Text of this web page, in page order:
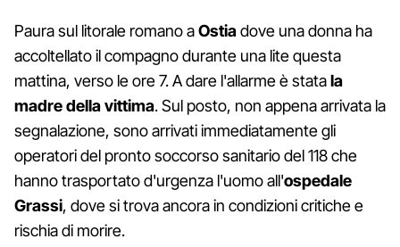
Paura sul litorale romano aOstiadove una donna ha
accoltellato il compagno durante una lite questa
mattina, verso le ore 7. A dare l'allarme è statala
madre della vittima. Sul posto, non appena arrivata la
segnalazione, sono arrivati immediatamente gli
operatori del pronto soccorso sanitario del 118 che
hanno trasportato d'urgenza l'uomo all'ospedale
Grassi, dove si trova ancora in condizioni critiche e
rischia di morire.